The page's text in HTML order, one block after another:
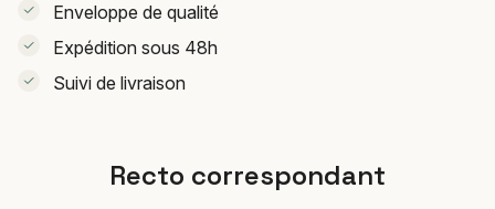
Enveloppe de qualité
Expédition sous 48h
Suivi de livraison
Recto correspondant